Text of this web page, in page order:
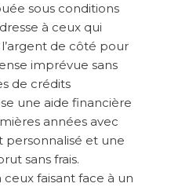
sous conditions
à ceux qui
de côté pour
imprévue sans
de crédits
une aide financière
années avec
et une
sans frais.
faisant face à un